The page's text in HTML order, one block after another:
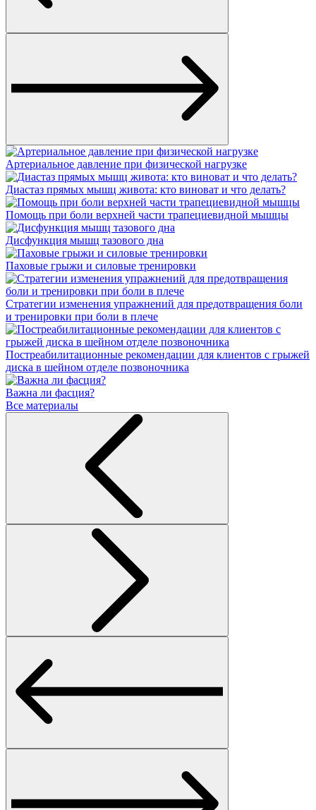
Артериальное давление при физической нагрузке
Диастаз прямых мышц живота: кто виноват и что делать?
Помощь при боли верхней части трапециевидной мышцы
Дисфункция мышц тазового дна
Паховые грыжи и силовые тренировки
Стратегии изменения упражнений для предотвращения боли
и тренировки при боли в плече
Постреабилитационные рекомендации для клиентов с грыжей
диска в шейном отделе позвоночника
Важна ли фасция?
Все материалы